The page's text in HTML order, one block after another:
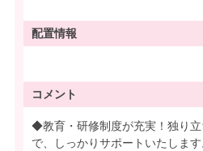
配置情報
コメント
◆教育・研修制度が充実！独り立
で、しっかりサポートいたします